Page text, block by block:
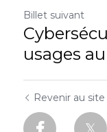
Billet suivant
usages
Revenir au site